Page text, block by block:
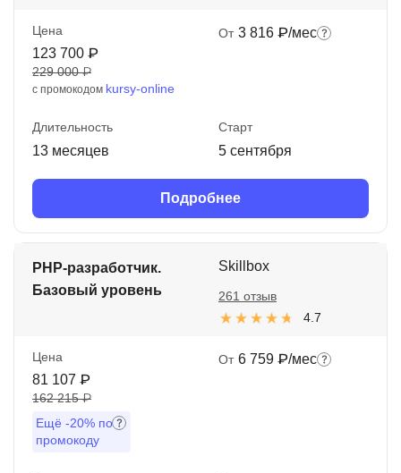
Цена
123 700 ₽
229 000 ₽
с промокодом kursy-online
От 3 816 ₽/мес
Длительность
13 месяцев
Старт
5 сентября
Подробнее
PHP-разработчик.
Базовый уровень
Skillbox
4.7
261 отзыв
Цена
81 107 ₽
162 215 ₽
Ещё -20% по
промокоду
От 6 759 ₽/мес